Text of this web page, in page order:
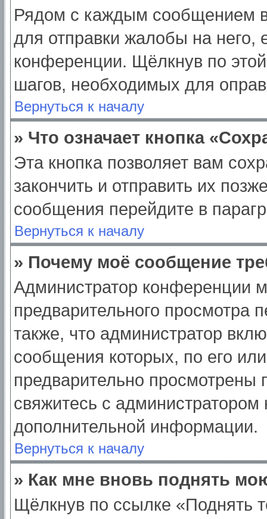
Рядом с каждым сообщением
для отправки жалобы на него,
конференции. Щёлкнув по
шагов, необходимых для
Вернуться к началу
» Что означает кнопка
Эта кнопка позволяет вам
закончить и отправить их
сообщения перейдите в
Вернуться к началу
» Почему моё сообщение
Администратор конференции
предварительного просмотра
также, что администратор
сообщения которых, по его
предварительно просмотрены
свяжитесь с
дополнительной информации.
Вернуться к началу
» Как мне вновь поднять
Щёлкнув по ссылке «Поднять